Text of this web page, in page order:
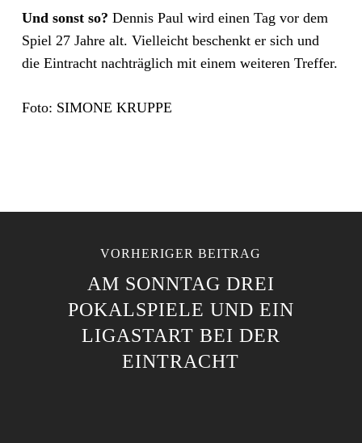
Und sonst so? Dennis Paul wird einen Tag vor dem
Spiel 27 Jahre alt. Vielleicht beschenkt er sich und
die Eintracht nachträglich mit einem weiteren Treffer.
Foto: SIMONE KRUPPE
VORHERIGER BEITRAG
AM SONNTAG DREI
POKALSPIELE UND EIN
LIGASTART BEI DER
EINTRACHT